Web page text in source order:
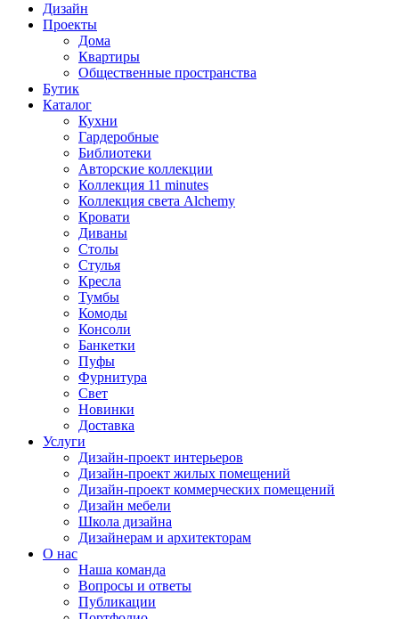
Дизайн
Проекты
Дома
Квартиры
Общественные пространства
Бутик
Каталог
Кухни
Гардеробные
Библиотеки
Авторские коллекции
Коллекция 11 minutes
Коллекция света Alchemy
Кровати
Диваны
Столы
Стулья
Кресла
Тумбы
Комоды
Консоли
Банкетки
Пуфы
Фурнитура
Свет
Новинки
Доставка
Услуги
Дизайн-проект интерьеров
Дизайн-проект жилых помещений
Дизайн-проект коммерческих помещений
Дизайн мебели
Школа дизайна
Дизайнерам и архитекторам
О нас
Наша команда
Вопросы и ответы
Публикации